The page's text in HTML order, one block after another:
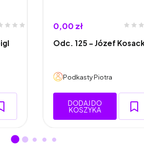
0,00 zł
Odc. 125 - Józef
Podkasty Piotra
DODAJ DO
KOSZYKA